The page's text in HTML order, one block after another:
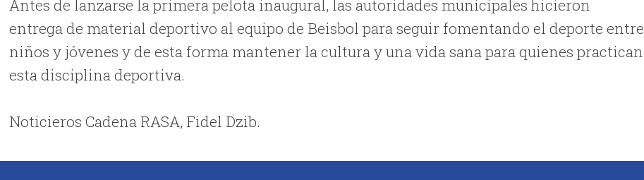
Antes de lanzarse la primera pelota inaugural, las autoridades municipales hicieron
entrega de material deportivo al equipo de Beisbol para seguir fomentando el deporte entre
niños y jóvenes y de esta forma mantener la cultura y una vida sana para quienes practican
esta disciplina deportiva.
Noticieros Cadena RASA, Fidel Dzib.